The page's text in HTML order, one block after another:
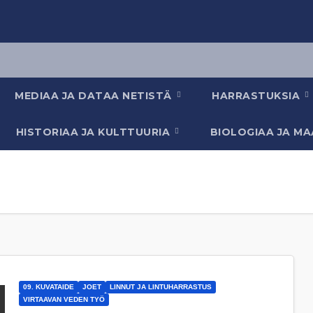
MEDIAA JA DATAA NETISTÄ HARRASTUKSIA
HISTORIAA JA KULTTUURIA BIOLOGIAA JA
09. KUVATAIDE JOET
LINNUT JA LINTUHARRASTUS
VIRTAAVAN VEDEN TYÖ